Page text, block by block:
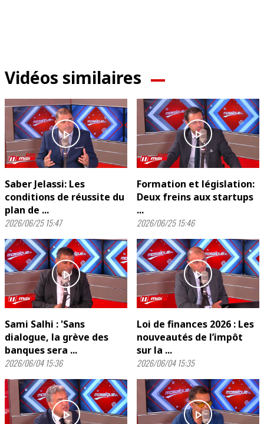
Vidéos similaires
play_arrow
Saber Jelassi: Les
conditions de réussite du
plan de ...
2026/06/25 15:47
play_arrow
Formation et législation:
Deux freins aux startups
...
2026/06/25 15:46
play_arrow
Sami Salhi : 'Sans
dialogue, la grève des
banques sera ...
2026/06/04 15:36
play_arrow
Loi de finances 2026 : Les
nouveautés de l’impôt
sur la ...
2026/06/04 15:35
play_arrow play_arrow